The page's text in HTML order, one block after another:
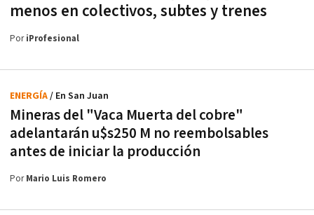
menos en colectivos, subtes y trenes
PoriProfesional
Mineras del "Vaca Muerta del cobre"
adelantarán u$s250 M no reembolsables
antes de iniciar la producción
ENERGÍA/ En San Juan
PorMario Luis Romero